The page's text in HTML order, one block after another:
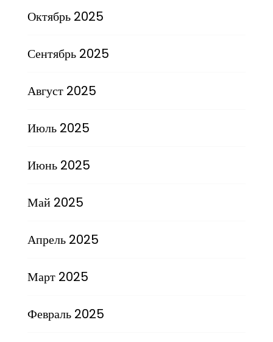
Октябрь 2025
Сентябрь 2025
Август 2025
Июль 2025
Июнь 2025
Май 2025
Апрель 2025
Март 2025
Февраль 2025